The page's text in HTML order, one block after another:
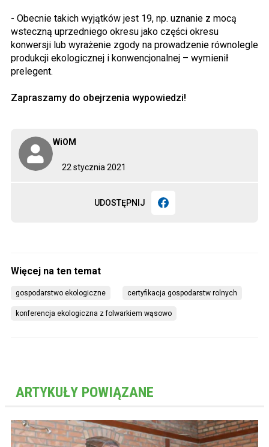
22 stycznia 2021
WiOM
UDOSTĘPNIJ
- Obecnie takich wyjątków jest 19, np. uznanie z mocą
wsteczną uprzedniego okresu jako części okresu
konwersji lub wyrażenie zgody na prowadzenie równolegle
produkcji ekologicznej i konwencjonalnej – wymienił
prelegent.
Zapraszamy do obejrzenia wypowiedzi!
gospodarstwo ekologiczne certyfikacja gospodarstw rolnych
konferencja ekologiczna z folwarkiem wąsowo
ARTYKUŁY POWIĄZANE